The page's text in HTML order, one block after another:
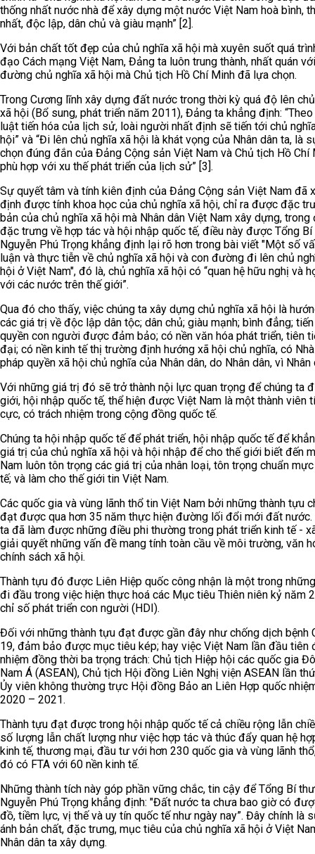
thống nhất nước nhà để xây dựng một nước Việt Nam hoà bình,
nhất, độc lập, dân chủ và giàu mạnh” [2].
Với bản chất tốt đẹp của chủ nghĩa xã hội mà xuyên suốt quá
đạo Cách mạng Việt Nam, Đảng ta luôn trung thành, nhất quán
đường chủ nghĩa xã hội mà Chủ tịch Hồ Chí Minh đã lựa chọn.
Trong Cương lĩnh xây dựng đất nước trong thời kỳ quá độ lên
xã hội (Bổ sung, phát triển năm 2011), Đảng ta khẳng định:
luật tiến hóa của lịch sử, loài người nhất định sẽ tiến tới chủ
hội” và “Đi lên chủ nghĩa xã hội là khát vọng của Nhân dân ta, là
chọn đúng đắn của Đảng Cộng sản Việt Nam và Chủ tịch Hồ Chí
phù hợp với xu thế phát triển của lịch sử” [3].
Sự quyết tâm và tính kiên định của Đảng Cộng sản Việt Nam đã
định được tính khoa học của chủ nghĩa xã hội, chỉ ra được đặc
bản của chủ nghĩa xã hội mà Nhân dân Việt Nam xây dựng, trong
đặc trưng về hợp tác và hội nhập quốc tế, điều này được Tổng
Nguyễn Phú Trọng khẳng định lại rõ hơn trong bài viết "Một số
luận và thực tiễn về chủ nghĩa xã hội và con đường đi lên chủ
hội ở Việt Nam", đó là, chủ nghĩa xã hội có “quan hệ hữu nghị và
với các nước trên thế giới”.
Qua đó cho thấy, việc chúng ta xây dựng chủ nghĩa xã hội là
các giá trị về độc lập dân tộc; dân chủ; giàu mạnh; bình đẳng;
quyền con người được đảm bảo; có nền văn hóa phát triển, tiên
đại; có nền kinh tế thị trường định hướng xã hội chủ nghĩa, có
pháp quyền xã hội chủ nghĩa của Nhân dân, do Nhân dân, vì Nhân
Với những giá trị đó sẽ trở thành nội lực quan trọng để chúng ta
giới, hội nhập quốc tế, thể hiện được Việt Nam là một thành viên
cực, có trách nhiệm trong cộng đồng quốc tế.
Chúng ta hội nhập quốc tế để phát triển, hội nhập quốc tế để
giá trị của chủ nghĩa xã hội và hội nhập để cho thế giới biết đến
Nam luôn tôn trọng các giá trị của nhân loại, tôn trọng chuẩn
tế; và làm cho thế giới tin Việt Nam.
Các quốc gia và vùng lãnh thổ tin Việt Nam bởi những thành tựu
đạt được qua hơn 35 năm thực hiện đường lối đổi mới đất nước.
ta đã làm được những điều phi thường trong phát triển kinh tế -
giải quyết những vấn đề mang tính toàn cầu về môi trường, văn
chính sách xã hội.
Thành tựu đó được Liên Hiệp quốc công nhận là một trong
đi đầu trong việc hiện thực hoá các Mục tiêu Thiên niên kỷ năm
chỉ số phát triển con người (HDI).
Đối với những thành tựu đạt được gần đây như chống dịch bệnh
19, đảm bảo được mục tiêu kép; hay việc Việt Nam lần đầu tiên
nhiệm đồng thời ba trọng trách: Chủ tịch Hiệp hội các quốc gia
Nam Á (ASEAN), Chủ tịch Hội đồng Liên Nghị viện ASEAN lần
Ủy viên không thường trực Hội đồng Bảo an Liên Hợp quốc
2020 – 2021.
Thành tựu đạt được trong hội nhập quốc tế cả chiều rộng lẫn
số lượng lẫn chất lượng như việc hợp tác và thúc đẩy quan hệ
kinh tế, thương mại, đầu tư với hơn 230 quốc gia và vùng lãnh
đó có FTA với 60 nền kinh tế.
Những thành tích này góp phần vững chắc, tin cậy để Tổng Bí thư
Nguyễn Phú Trọng khẳng định: "Đất nước ta chưa bao giờ có
đồ, tiềm lực, vị thế và uy tín quốc tế như ngày nay”. Đây chính là
ánh bản chất, đặc trưng, mục tiêu của chủ nghĩa xã hội ở Việt
Nhân dân ta xây dựng.